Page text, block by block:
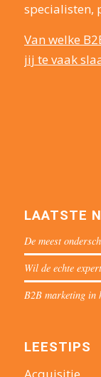
specialisten,
Van welke
jij te vaak
LAATSTE
De meest
Wil de echte
B2B marketing in
LEESTIPS